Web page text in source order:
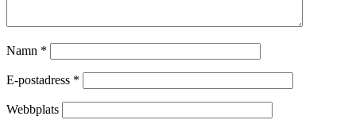
Namn *
E-postadress *
Webbplats